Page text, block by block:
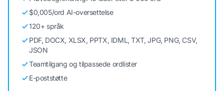
$0,005/ord AI-oversettelse
120+ språk
PDF, DOCX, XLSX, PPTX, IDML, TXT, JPG, PNG, CSV,
JSON
Teamtilgang og tilpassede ordlister
E-poststøtte